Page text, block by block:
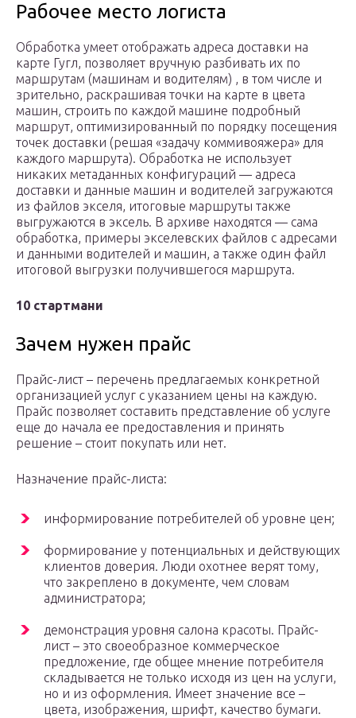
Рабочее место логиста
Обработка умеет отображать адреса доставки на
карте Гугл, позволяет вручную разбивать их по
маршрутам (машинам и водителям) , в том числе и
зрительно, раскрашивая точки на карте в цвета
машин, строить по каждой машине подробный
маршрут, оптимизированный по порядку посещения
точек доставки (решая «задачу коммивояжера» для
каждого маршрута). Обработка не использует
никаких метаданных конфигураций — адреса
доставки и данные машин и водителей загружаются
из файлов экселя, итоговые маршруты также
выгружаются в эксель. В архиве находятся — сама
обработка, примеры экселевских файлов с адресами
и данными водителей и машин, а также один файл
итоговой выгрузки получившегося маршрута.
10 стартмани
Зачем нужен прайс
Прайс-лист – перечень предлагаемых конкретной
организацией услуг с указанием цены на каждую.
Прайс позволяет составить представление об услуге
еще до начала ее предоставления и принять
решение – стоит покупать или нет.
Назначение прайс-листа:
информирование потребителей об уровне цен;
формирование у потенциальных и действующих
клиентов доверия. Люди охотнее верят тому,
что закреплено в документе, чем словам
администратора;
демонстрация уровня салона красоты. Прайс-
лист – это своеобразное коммерческое
предложение, где общее мнение потребителя
складывается не только исходя из цен на услуги,
но и из оформления. Имеет значение все –
цвета, изображения, шрифт, качество бумаги.